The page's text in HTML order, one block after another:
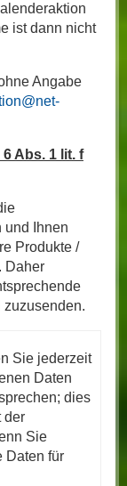
ist dann nicht
Angabe
Abs. 1 lit. f
und Ihnen
Produkte /
Daher
zuzusenden.
Sie jederzeit
Daten
dies
der
Sie
Daten für